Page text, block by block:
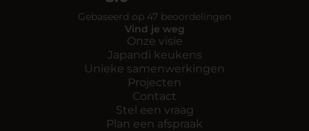
Gebaseerd op 47 beoordelingen
Vind je weg
Onze visie
Japandi keukens
Unieke samenwerkingen
Projecten
Contact
Stel een vraag
Plan een afspraak